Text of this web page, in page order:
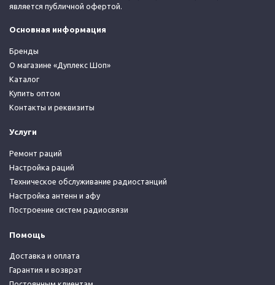
является публичной офертой.
Основная информация
Бренды
О магазине «Дуплекс Шоп»
Каталог
Купить оптом
Контакты и реквизиты
Услуги
Ремонт раций
Настройка раций
Техническое обслуживание радиостанций
Настройка антенн и афу
Построение систем радиосвязи
Помощь
Доставка и оплата
Гарантия и возврат